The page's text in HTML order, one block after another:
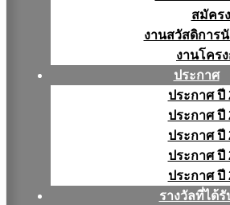
สมัคร
งานสวัสดิการ
งานโคร
ประกาศ
ประกาศ ปี
ประกาศ ปี
ประกาศ ปี
ประกาศ ปี
ประกาศ ปี
รางวัลที่ได้รั